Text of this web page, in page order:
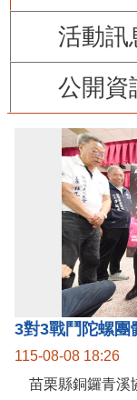
活動訊
公開資
115-08-08 18:26
苗栗縣銅鑼青溪